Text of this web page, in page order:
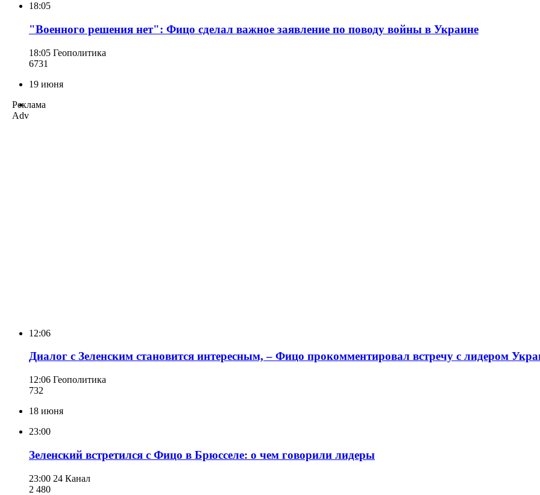
18:05
"Военного решения нет": Фицо сделал важное заявление по поводу войны в Украине
18:05 Геополитика
6731
19 июня
Реклама
Adv
12:06
Диалог с Зеленским становится интересным, – Фицо прокомментировал встречу с лидером
12:06 Геополитика
732
18 июня
23:00
Зеленский встретился с Фицо в Брюсселе: о чем говорили лидеры
23:00 24 Канал
2 480